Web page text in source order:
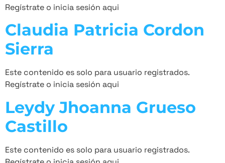
Regístrate o inicia sesión aqui
Claudia Patricia Cordon
Sierra
Este contenido es solo para usuario registrados.
Regístrate o inicia sesión aqui
Leydy Jhoanna Grueso
Castillo
Este contenido es solo para usuario registrados.